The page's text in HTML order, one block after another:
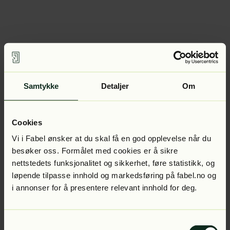
Samtykke Detaljer Om
Cookies
Vi i Fabel ønsker at du skal få en god opplevelse når du
besøker oss. Formålet med cookies er å sikre
nettstedets funksjonalitet og sikkerhet, føre statistikk, og
løpende tilpasse innhold og markedsføring på fabel.no og
i annonser for å presentere relevant innhold for deg.